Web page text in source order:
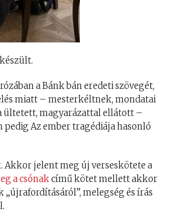
a Bánk bán eredeti szövegét,
miatt – mesterkéltnek, mondatai
ültetett, magyarázattal ellátott –
pedig Az ember tragédiája hasonló
Akkor jelent meg új verseskötete a
a csónakcímű kötet mellett akkor
melegség és írás